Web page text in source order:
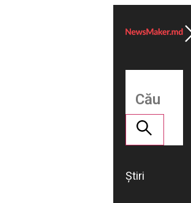
Știri